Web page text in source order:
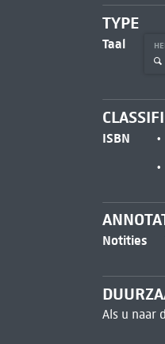
TYPE
Taal
ISBN
Notities
Als u naar